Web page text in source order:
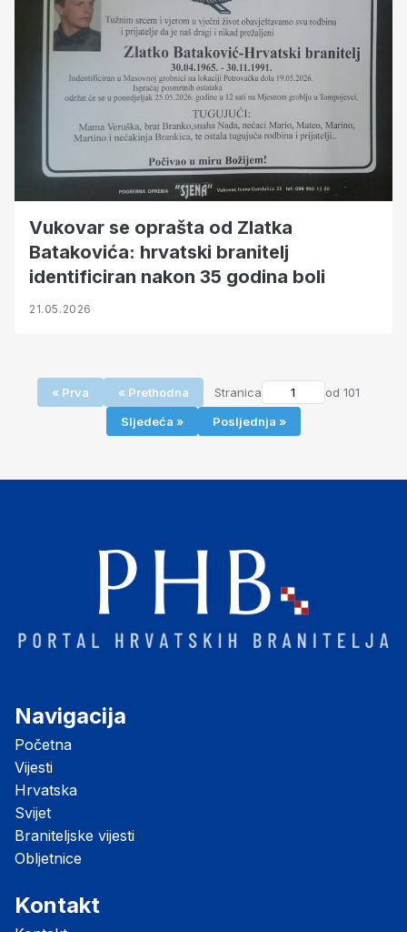
Vukovar se oprašta od Zlatka
Batakovića: hrvatski branitelj
identificiran nakon 35 godina boli
21.05.2026
« Prva « Prethodna Stranica
od 101
Sljedeća »
Posljednja »
Navigacija
Početna
Vijesti
Hrvatska
Svijet
Braniteljske vijesti
Obljetnice
Kontakt